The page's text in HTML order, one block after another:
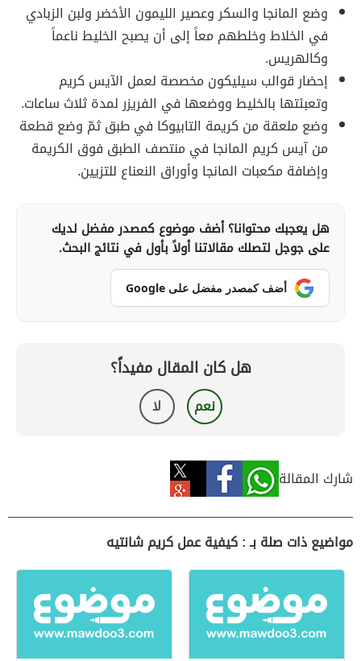
وضع المانجا والسكر وعصير الليمون الأخضر ولبن الزبادي
في الخلاط وخلطهم معاً إلى أن يصبح الخليط ناعماً
وكالهريس.
إحضار قوالب سيليكون مخصصة لعمل الآيس كريم
وتعبئتها بالخليط ووضعها في الفريزر لمدة ثلاث ساعات.
وضع ملعقة من كريمة التابيوكا في طبق ثمّ وضع قطعة
من آيس كريم المانجا في منتصف الطبق فوق الكريمة
وإضافة مكعبات المانجا وأوراق النعناع للتزيين.
هل يعجبك محتوانا؟ أضف موضوع كمصدر مفضل لديك
على جوجل لتصلك مقالاتنا أولاً بأول في نتائج البحث.
أضف كمصدر مفضل على Google
هل كان المقال مفيداً؟
نعم لا
شارك المقالة
مواضيع ذات صلة بـ : كيفية عمل كريم شانتيه